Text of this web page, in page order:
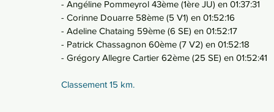
- Angéline Pommeyrol 43ème (1ère JU) en 01:37:31
- Corinne Douarre 58ème (5 V1) en 01:52:16
- Adeline Chataing 59ème (6 SE) en 01:52:17
- Patrick Chassagnon 60ème (7 V2) en 01:52:18
- Grégory Allegre Cartier 62ème (25 SE) en 01:52:41
Classement 15 km.